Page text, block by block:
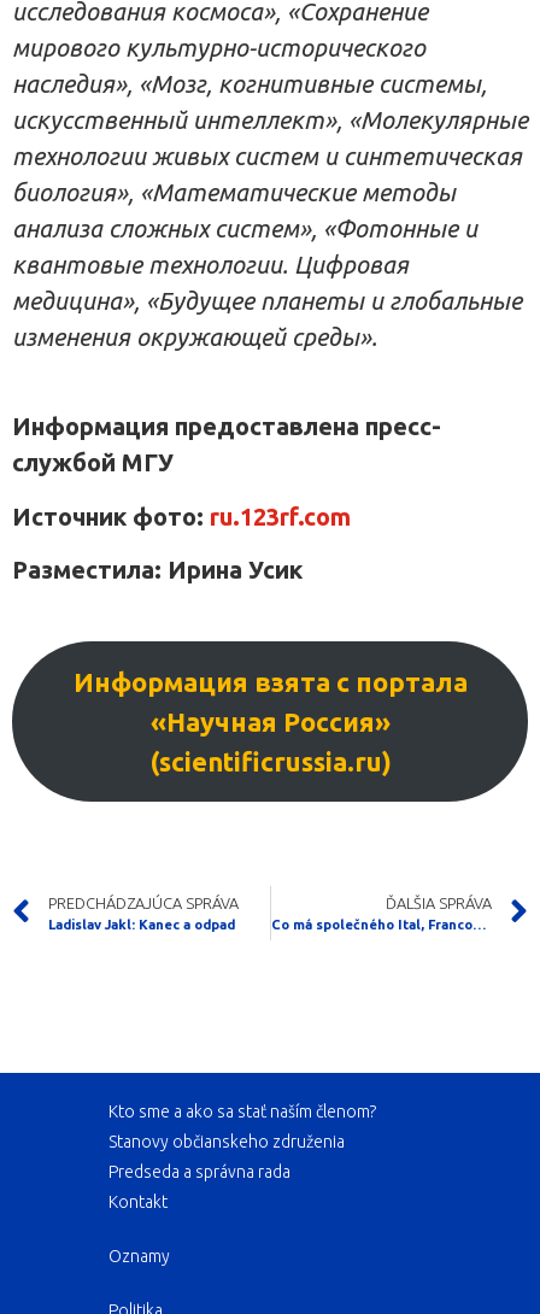
исследования космоса», «Сохранение
мирового культурно-исторического
наследия», «Мозг, когнитивные системы,
искусственный интеллект», «Молекулярные
технологии живых систем и синтетическая
биология», «Математические методы
анализа сложных систем», «Фотонные и
квантовые технологии. Цифровая
медицина», «Будущее планеты и глобальные
изменения окружающей среды».
Информация предоставлена пресс-
службой МГУ
Источник фото: ru.123rf.com
Разместила: Ирина Усик
Информация взята с портала
«Научная Россия»
(scientificrussia.ru)
PREDCHÁDZAJÚCA SPRÁVA
Ladislav Jakl: Kanec a odpad
ĎALŠIA SPRÁVA
Co má společného Ital, Francouz a Rus? Levná data. Za 1 GB dají zlomek toho, co Čech
Kto sme a ako sa stať naším členom?
Stanovy občianskeho združenia
Predseda a správna rada
Kontakt
Oznamy
Politika